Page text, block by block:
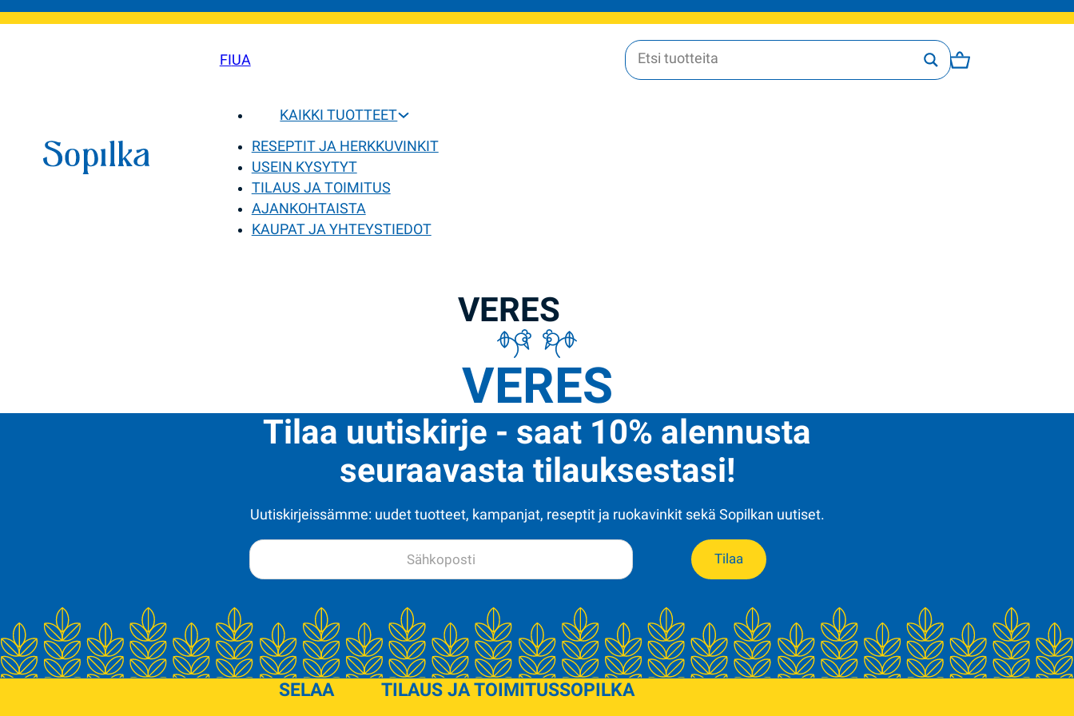
FIUA
KAIKKI TUOTTEET
RESEPTIT JA HERKKUVINKIT
USEIN KYSYTYT
TILAUS JA TOIMITUS
AJANKOHTAISTA
KAUPAT JA YHTEYSTIEDOT
VERES
VERES
Tilaa uutiskirje - saat 10% alennusta
seuraavasta tilauksestasi!
Uutiskirjeissämme: uudet tuotteet, kampanjat, reseptit ja ruokavinkit sekä Sopilkan uutiset.
Tilaa
SELAA TILAUS JA TOIMITUSSOPILKA